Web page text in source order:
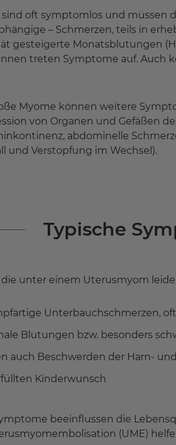
sind oft symptomlos und müssen
– Schmerzen, teils in
gesteigerte Monatsblutungen
treten Symptome auf. Auch
Myome können weitere
von Organen und Gefäßen
abdominelle
und Verstopfung im Wechsel).
Typische
die unter einem Uterusmyom
Unterbauchschmerzen,
Blutungen bzw. besonders
auch Beschwerden der Harn-
Kinderwunsch
beeinflussen die
(UME)